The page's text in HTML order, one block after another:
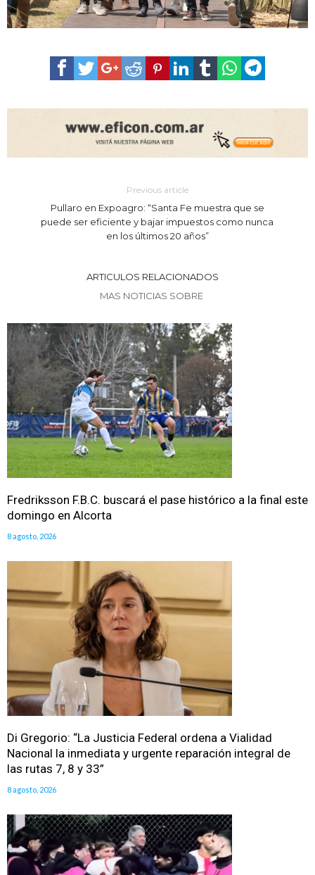
Previous article
Pullaro en Expoagro: “Santa Fe muestra que se
puede ser eficiente y bajar impuestos como nunca
en los últimos 20 años”
ARTICULOS RELACIONADOS
MAS NOTICIAS SOBRE
Fredriksson F.B.C. buscará el pase histórico a la final este
domingo en Alcorta
8 agosto, 2026
Di Gregorio: “La Justicia Federal ordena a Vialidad
Nacional la inmediata y urgente reparación integral de
las rutas 7, 8 y 33”
8 agosto, 2026